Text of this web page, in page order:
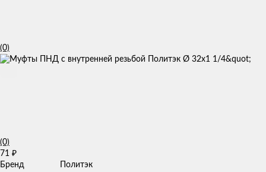
(0)
(0)
71 ₽
Бренд
Политэк